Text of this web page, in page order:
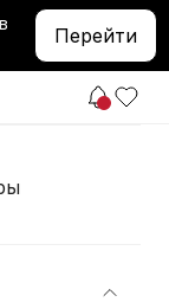
Перейти